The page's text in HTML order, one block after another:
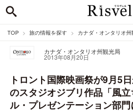
TOP 旅の情報を探す カナダ・オンタリオ
カナダ・オンタリオ州観光局
2013年08月20日
トロント国際映画祭が9月5
のスタジオジブリ作品「風
ル・プレゼンテーション部門